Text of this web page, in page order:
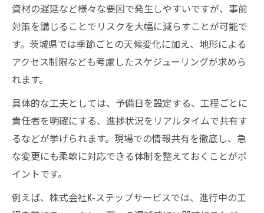
足場工事の計画を左右する現地の確認項目
現地調査後の足場工事スケジュール作成法
足場工事前に押さえたい現地調査の流れ
業者選びで差が出る足場工事の安心ポイント
足場工事の品質を左右する業者選定のコツ
実績豊富な業者が提案する足場工事の利点
足場工事の安全対策を重視した業者の特徴
足場工事の見積もり比較で注目したい点
資材の遅延など様々な要因で発生しやすいですが、事前
対策を講じることでリスクを大幅に減らすことが可能で
す。茨城県では季節ごとの天候変化に加え、地形による
アクセス制限なども考慮したスケジューリングが求めら
れます。
具体的な工夫としては、予備日を設定する、工程ごとに
責任者を明確にする、進捗状況をリアルタイムで共有す
るなどが挙げられます。現場での情報共有を徹底し、急
な変更にも柔軟に対応できる体制を整えておくことがポ
イントです。
例えば、株式会社K-ステップサービスでは、進行中の工